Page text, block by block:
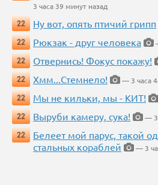
3 часа 39 минут назад
22
Ну вот, опять птичий грипп
22
Рюкзак - друг человека
22
Отвернись! Фокус покажу!
22
Хмм...Стемнело!
— 3 часа
22
Мы не кильки, мы - КИТ!
22
Выруби камеру, сука!
— 3
22
Белеет мой парус, такой
стальных кораблей
— 3